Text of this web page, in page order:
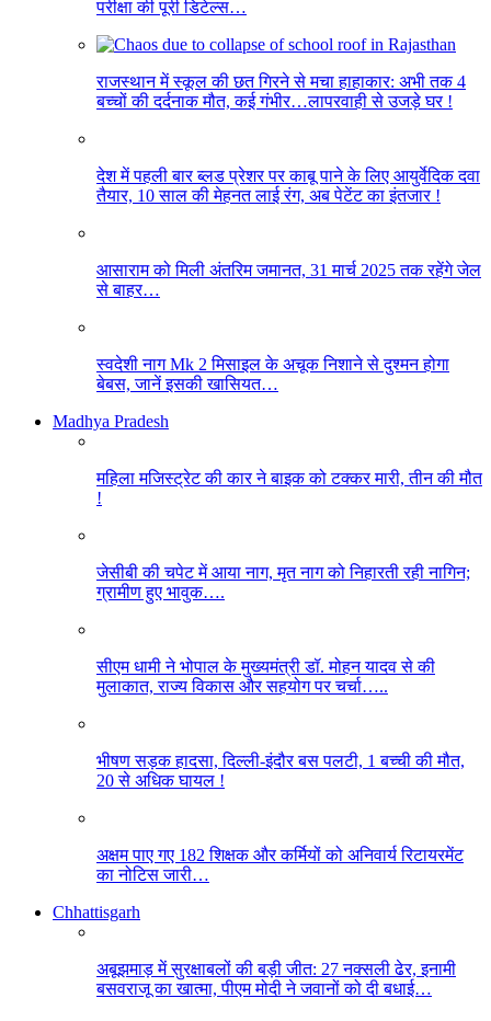
परीक्षा की पूरी डिटेल्स…
राजस्थान में स्कूल की छत गिरने से मचा हाहाकार: अभी तक 4
बच्चों की दर्दनाक मौत, कई गंभीर…लापरवाही से उजड़े घर !
देश में पहली बार ब्लड प्रेशर पर काबू पाने के लिए आयुर्वेदिक दवा
तैयार, 10 साल की मेहनत लाई रंग, अब पेटेंट का इंतजार !
आसाराम को मिली अंतरिम जमानत, 31 मार्च 2025 तक रहेंगे जेल
से बाहर…
स्वदेशी नाग Mk 2 मिसाइल के अचूक निशाने से दुश्मन होगा
बेबस, जानें इसकी खासियत…
Madhya Pradesh
महिला मजिस्ट्रेट की कार ने बाइक को टक्कर मारी, तीन की मौत
!
जेसीबी की चपेट में आया नाग, मृत नाग को निहारती रही नागिन;
ग्रामीण हुए भावुक….
सीएम धामी ने भोपाल के मुख्यमंत्री डॉ. मोहन यादव से की
मुलाकात, राज्य विकास और सहयोग पर चर्चा…..
भीषण सड़क हादसा, दिल्ली-इंदौर बस पलटी, 1 बच्ची की मौत,
20 से अधिक घायल !
अक्षम पाए गए 182 शिक्षक और कर्मियों को अनिवार्य रिटायरमेंट
का नोटिस जारी…
Chhattisgarh
अबूझमाड़ में सुरक्षाबलों की बड़ी जीत: 27 नक्सली ढेर, इनामी
बसवराजू का खात्मा, पीएम मोदी ने जवानों को दी बधाई…